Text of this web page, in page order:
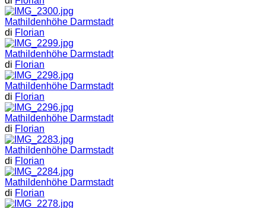
Mathildenhöhe Darmstadt
di Florian
Mathildenhöhe Darmstadt
di Florian
Mathildenhöhe Darmstadt
di Florian
Mathildenhöhe Darmstadt
di Florian
Mathildenhöhe Darmstadt
di Florian
Mathildenhöhe Darmstadt
di Florian